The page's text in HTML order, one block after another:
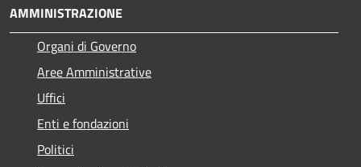
AMMINISTRAZIONE
Organi di Governo
Aree Amministrative
Uffici
Enti e fondazioni
Politici